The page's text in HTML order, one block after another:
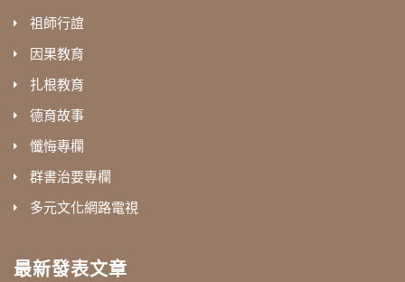
祖師行誼
因果教育
扎根教育
德育故事
懺悔專欄
群書治要專欄
多元文化網路電視
最新發表文章